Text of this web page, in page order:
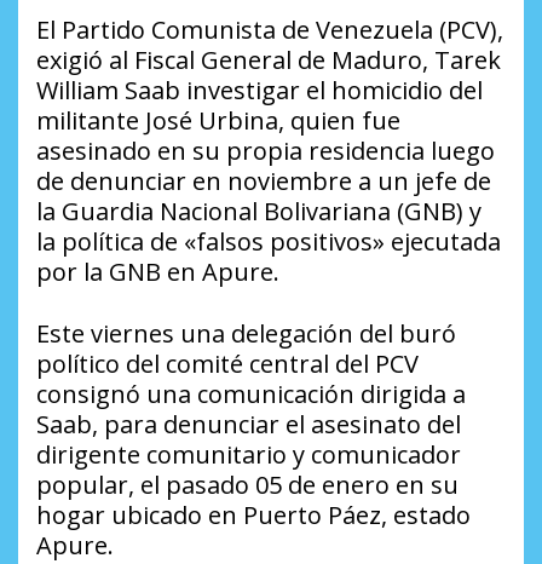
El Partido Comunista de Venezuela (PCV),
exigió al Fiscal General de Maduro, Tarek
William Saab investigar el homicidio del
militante José Urbina, quien fue
asesinado en su propia residencia luego
de denunciar en noviembre a un jefe de
la Guardia Nacional Bolivariana (GNB) y
la política de «falsos positivos» ejecutada
por la GNB en Apure.
Este viernes una delegación del buró
político del comité central del PCV
consignó una comunicación dirigida a
Saab, para denunciar el asesinato del
dirigente comunitario y comunicador
popular, el pasado 05 de enero en su
hogar ubicado en Puerto Páez, estado
Apure.